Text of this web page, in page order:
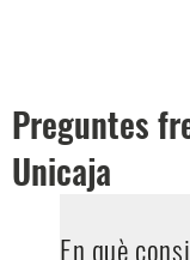
Preguntes
Unicaja
En què